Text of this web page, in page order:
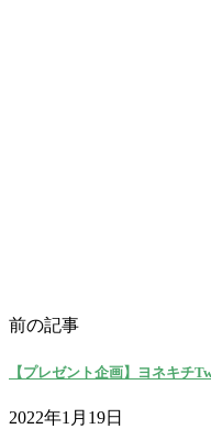
前の記事
【プレゼント企画】ヨネキチ
2022年1月19日